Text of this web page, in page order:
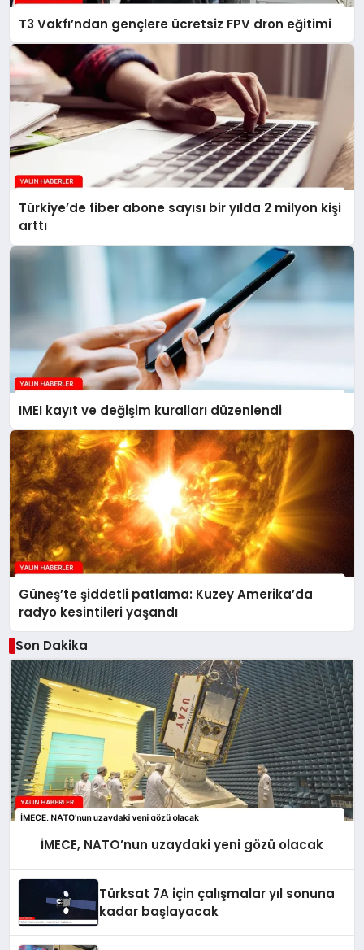
T3 Vakfı’ndan gençlere ücretsiz FPV dron eğitimi
Türkiye’de fiber abone sayısı bir yılda 2 milyon kişi
arttı
IMEI kayıt ve değişim kuralları düzenlendi
Güneş’te şiddetli patlama: Kuzey Amerika’da
radyo kesintileri yaşandı
Son Dakika
İMECE, NATO’nun uzaydaki yeni gözü olacak
Türksat 7A için çalışmalar yıl sonuna
kadar başlayacak